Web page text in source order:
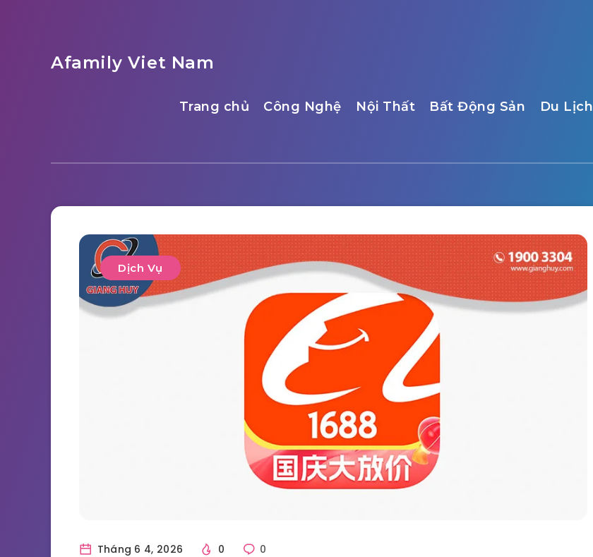
Afamily Viet Nam
Trang chủ Công Nghệ Nội Thất Bất Động Sản Du Lịch
Dịch Vụ
Tháng 6 4, 2026 0 0